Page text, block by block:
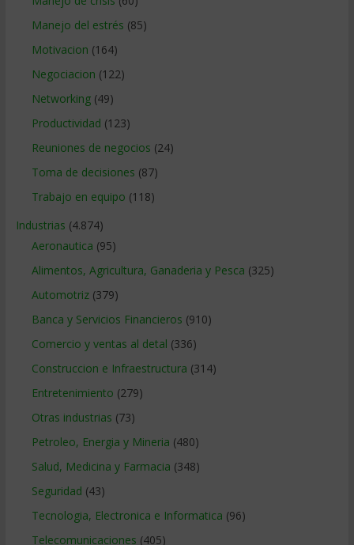
Manejo del estrés (85)
Motivacion (164)
Negociacion (122)
Networking(49)
Productividad (123)
Reuniones de negocios (24)
Toma de decisiones (87)
Trabajo en equipo (118)
Industrias (4.874)
Aeronautica (95)
Alimentos, Agricultura, Ganaderia y Pesca (325)
Automotriz(379)
Banca y Servicios Financieros (910)
Comercio y ventas al detal (336)
Construccion e Infraestructura (314)
Entretenimiento (279)
Otras industrias (73)
Petroleo, Energia y Mineria (480)
Salud, Medicina y Farmacia (348)
Seguridad (43)
Tecnologia, Electronica e Informatica (96)
Telecomunicaciones (405)